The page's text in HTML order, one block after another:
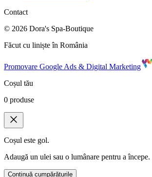
Contact
© 2026 Dora's Spa-Boutique
Făcut cu liniște în România
Promovare Google Ads & Digital Marketing
Coșul tău
0 produse
Coșul este gol.
Adaugă un ulei sau o lumânare pentru a începe.
Continuă cumpărăturile